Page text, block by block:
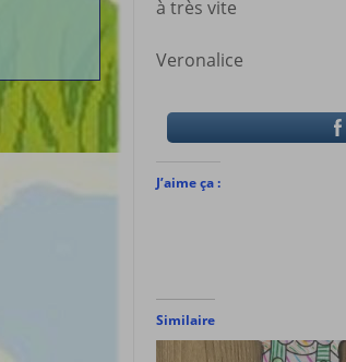
à très vite
Veronalice
J’aime ça :
Similaire